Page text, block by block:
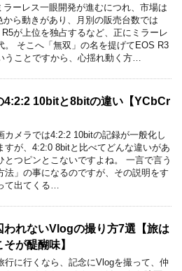
ラーレス一眼開発が進むにつれ、市場は
から動きがあり、月別の販売台数では
が上位を独占するなど、正にミラーレ
。 そこへ「無双」の名を提げてEOS R3
うことですから、心揺れ動く方…
4:2:2 10bitと8bitの違い【YCbCr
カメラでは4:2:2 10bitの記録が一般化し
すが、4:2:0 8bitと比べてどんな違いがあ
とつピンとこないですよね。 一言で言う
法」の事になるのですが、その説明をす
て出てくる…
われないVlogの撮り方7選【旅は
そが醍醐味】
行に行くなら、記念にVlogを撮って、仲